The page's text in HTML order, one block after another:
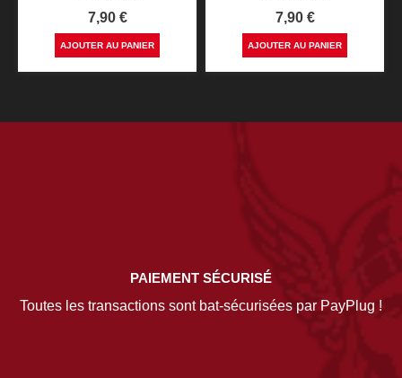
Prix
7,90 €
AJOUTER AU PANIER
Prix
7,90 €
AJOUTER AU PANIER
PAIEMENT SÉCURISÉ
Toutes les transactions sont bat-sécurisées par PayPlug !